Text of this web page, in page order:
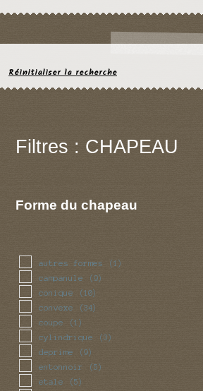
Réinitialiser la recherche
Filtres : CHAPEAU
Forme du chapeau
autres formes (1)
campanule (9)
conique (10)
convexe (34)
coupe (1)
cylindrique (3)
deprime (9)
entonnoir (5)
etale (5)